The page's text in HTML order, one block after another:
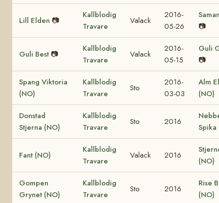
Lill Elden 📷
Kallblodig
Travare
Valack
2016-
05-26
📷
Guli Best 📷
Kallblodig
Travare
Valack
2016-
05-15
Guli
📷
Spang Viktoria
(NO)
Kallblodig
Travare
Sto
2016-
03-03
Alm
(NO)
Donstad
Stjerna (NO)
Kallblodig
Travare
Sto 2016
Spika
Fant (NO)
Kallblodig
Travare
Valack 2016
(NO)
Gompen
Grynet (NO)
Kallblodig
Travare
Sto 2016
Rise
(NO)